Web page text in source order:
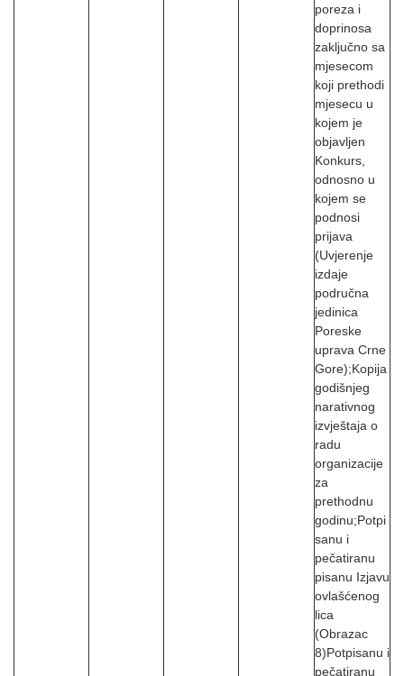
poreza i
doprinosa
zaključno sa
mjesecom
koji prethodi
mjesecu u
kojem je
objavljen
Konkurs,
odnosno u
kojem se
podnosi
prijava
(Uvjerenje
izdaje
područna
jedinica
Poreske
uprava Crne
Gore);Kopija
godišnjeg
narativnog
izvještaja o
radu
organizacije
za
prethodnu
godinu;Potpi
sanu i
pečatiranu
pisanu Izjavu
ovlašćenog
lica
(Obrazac
8)Potpisanu i
pečatiranu